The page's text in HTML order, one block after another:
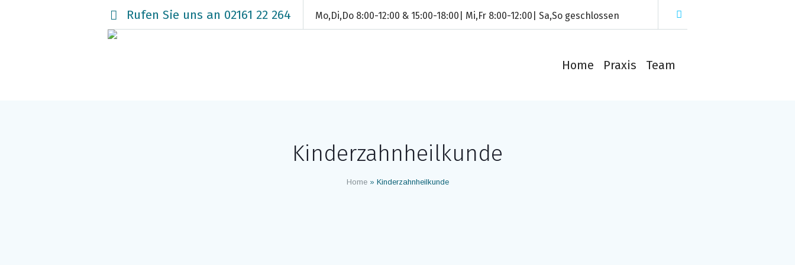
Rufen Sie uns an 02161 22 264 Mo,Di,Do 8:00-12:00 & 15:00-18:00| Mi,Fr 8:00-12:00| Sa,So geschlossen
Home Praxis Team
Kinderzahnheilkunde
Home» Kinderzahnheilkunde